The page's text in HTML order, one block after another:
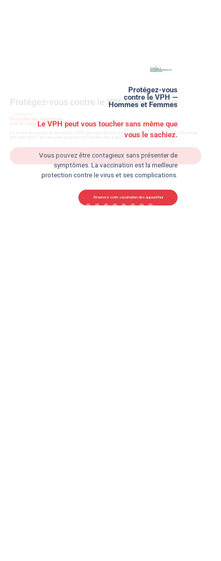
Protégez-vous
contre le VPH —
Hommes et Femmes
Le VPH peut vous toucher sans même que
vous le sachiez.
Vous pouvez être contagieux sans présenter de
symptômes. La vaccination est la meilleure
protection contre le virus et ses complications.
Réservez votre vaccination dès aujourd’hui